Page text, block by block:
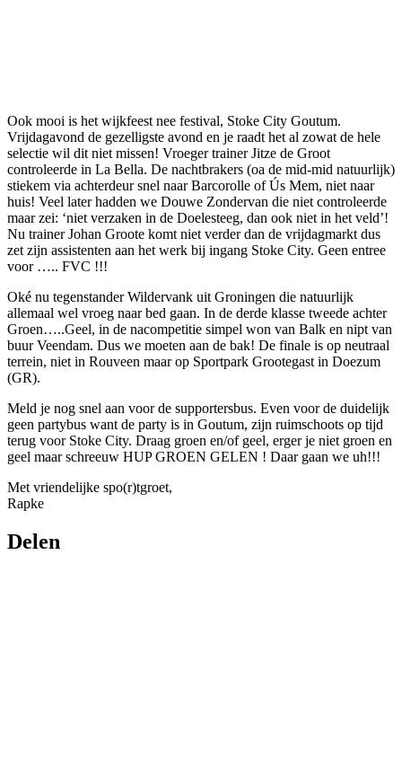
Ook mooi is het wijkfeest nee festival, Stoke City Goutum.
Vrijdagavond de gezelligste avond en je raadt het al zowat de hele
selectie wil dit niet missen! Vroeger trainer Jitze de Groot
controleerde in La Bella. De nachtbrakers (oa de mid-mid natuurlijk)
stiekem via achterdeur snel naar Barcorolle of Ús Mem, niet naar
huis! Veel later hadden we Douwe Zondervan die niet controleerde
maar zei: ‘niet verzaken in de Doelesteeg, dan ook niet in het veld’!
Nu trainer Johan Groote komt niet verder dan de vrijdagmarkt dus
zet zijn assistenten aan het werk bij ingang Stoke City. Geen entree
voor ….. FVC !!!
Oké nu tegenstander Wildervank uit Groningen die natuurlijk
allemaal wel vroeg naar bed gaan. In de derde klasse tweede achter
Groen…..Geel, in de nacompetitie simpel won van Balk en nipt van
buur Veendam. Dus we moeten aan de bak! De finale is op neutraal
terrein, niet in Rouveen maar op Sportpark Grootegast in Doezum
(GR).
Meld je nog snel aan voor de supportersbus. Even voor de duidelijk
geen partybus want de party is in Goutum, zijn ruimschoots op tijd
terug voor Stoke City. Draag groen en/of geel, erger je niet groen en
geel maar schreeuw HUP GROEN GELEN ! Daar gaan we uh!!!
Met vriendelijke spo(r)tgroet,
Rapke
Delen